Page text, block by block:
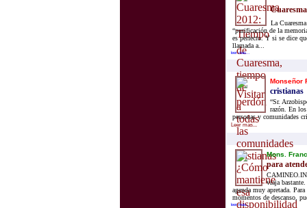
La
“purificación de la
es perfecto. Y si se dice
llamada a...
leer mas...
Monseñor
cristianas
“Sr.
razón. En
personas y comunidades
Leer mas...
Mons.
para
viaja
agenda muy apretada.
momentos de descanso,
leer mas...